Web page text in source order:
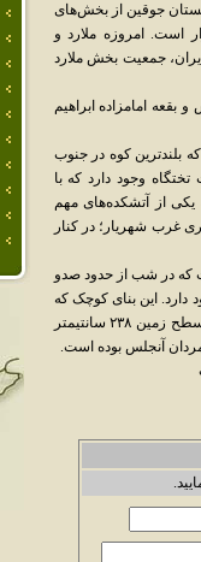
جوقین از بخش‌های
است. امروزه ملارد و
جمعیت بخش ملارد
بقعه امامزاده ابراهیم
شکلی از جنس آندزیت و سنگهای آتشفشانی است به ارتفاع ۱۳۱۸ متر که بلندترین کوه در جنوب
وجود دارد که با
از آتشکده‌های مهم
در دوران ساسانی بوده است؛ در دهستان جوقین و در حدود ۲۰ کیلومتری غرب شهریار؛ در کنار
که در شب از حدود صدو
این بنای کوچک که
در ۱۵ متری سکو قرار دارد و تقریباً سالم مانده است سقف کوتاهی دارد؛ فاصله راس گنبد آن تا سطح زمین ۲۳۸ سانتیمتر
آنجلس بوده است.